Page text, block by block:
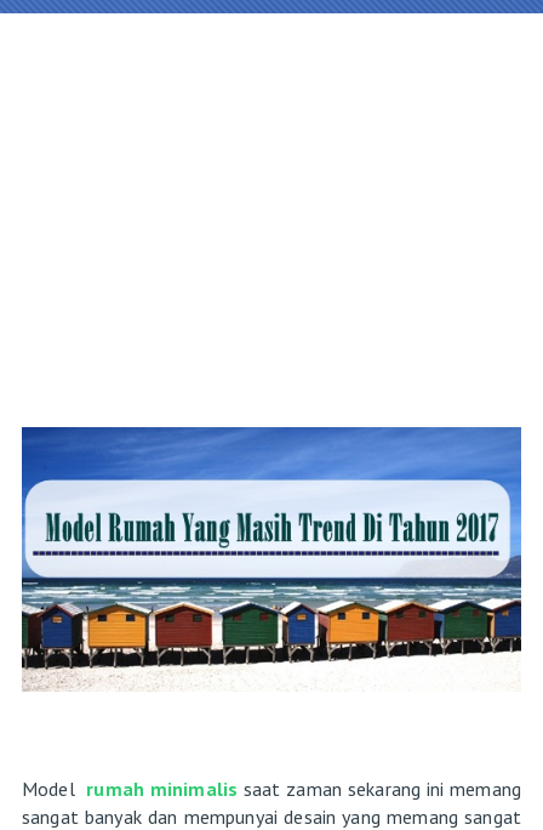
Model rumah minimalis saat zaman sekarang ini memang
sangat banyak dan mempunyai desain yang memang sangat